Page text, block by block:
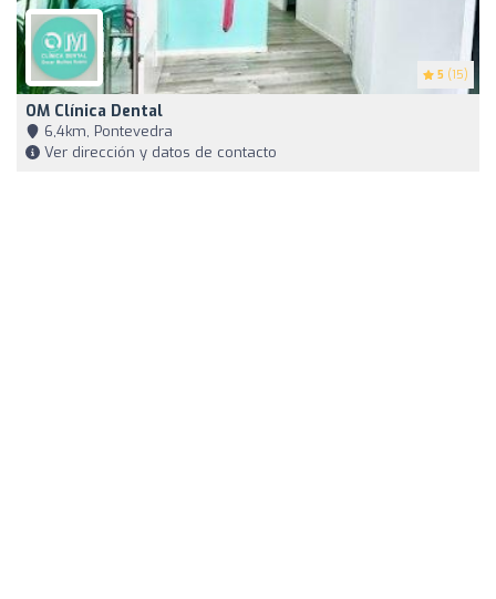
5 (15)
OM Clínica Dental
6,4km, Pontevedra
Ver dirección y datos de contacto